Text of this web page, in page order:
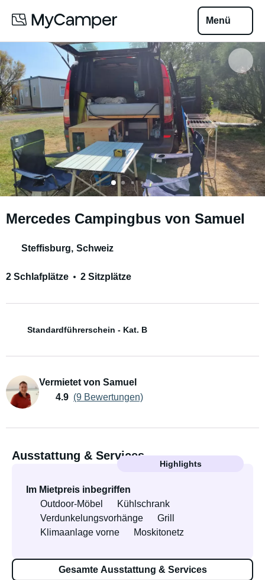
Menü
Mercedes Campingbus von Samuel
Steffisburg, Schweiz
2 Schlafplätze 2 Sitzplätze
Standardführerschein - Kat. B
Vermietet von Samuel
4.9 (9 Bewertungen)
Ausstattung & Services
Highlights
Im Mietpreis inbegriffen
Outdoor-Möbel
Kühlschrank
Verdunkelungsvorhänge
Grill
Klimaanlage vorne
Moskitonetz
Gesamte Ausstattung & Services